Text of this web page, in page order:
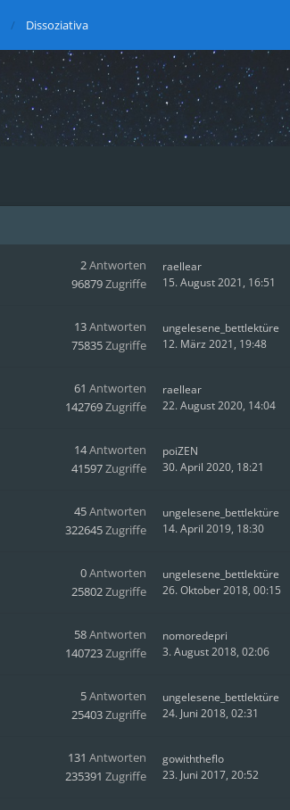
Dissoziativa
2Antworten
96879Zugriffe
raellear
15. August 2021, 16:51
13Antworten
75835Zugriffe
ungelesene_bettlektüre
12. März 2021, 19:48
61 Antworten
142769Zugriffe
raellear
22. August 2020, 14:04
14Antworten
41597Zugriffe
poiZEN
30. April 2020, 18:21
45Antworten
322645Zugriffe
ungelesene_bettlektüre
14. April 2019, 18:30
0Antworten
25802Zugriffe
ungelesene_bettlektüre
26. Oktober 2018, 00:15
58Antworten
140723Zugriffe
nomoredepri
3. August 2018, 02:06
5Antworten
25403Zugriffe
ungelesene_bettlektüre
24. Juni 2018, 02:31
131 Antworten
235391 Zugriffe
gowiththeflo
23. Juni 2017, 20:52